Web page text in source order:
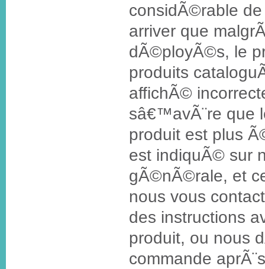
considÃ©rable
arriver que
dÃ©ployÃ©s, le
produits
affichÃ©
sâ€™avÃ¨re que
produit est plus
est indiquÃ© sur
gÃ©nÃ©rale, et
nous vous
des instructions
produit, ou nous
commande